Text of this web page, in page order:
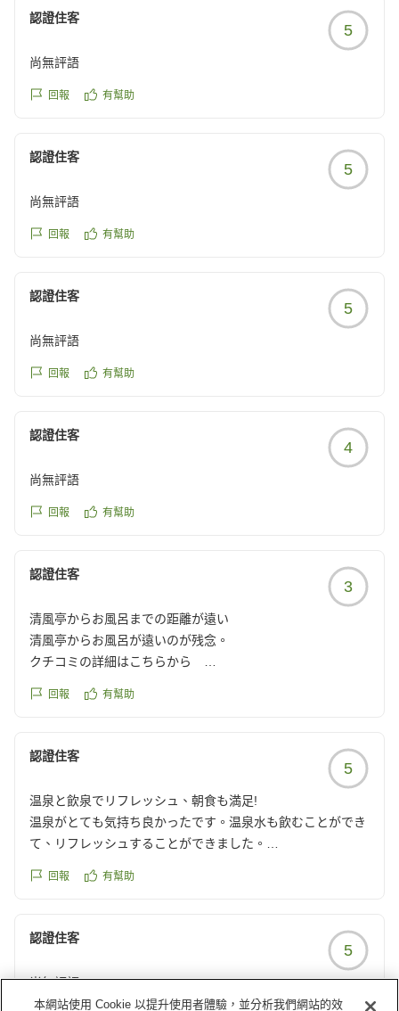
いる印象を受けました。
日本庭園があるのが特徴的で、夜は月を見ながら歩いたりす
温泉も湯加減がちょうど良くてずっと入っていられました。
食事の個室も広く、料理のボリュームもちょうど良かったで
部屋の清掃が若干甘かったです。ゴミ箱の裏にゴミが残って
いたり、冷蔵庫内に髪の毛や虫の死骸のようなものがあった
ーズナブルでした。是非また再訪させていただきます。
reviewId=33123478318165
認證住客
5
尚無評語
回報 有幫助
認證住客
5
尚無評語
回報 有幫助
認證住客
5
尚無評語
回報 有幫助
認證住客
4
尚無評語
回報 有幫助
認證住客
3
清風亭からお風呂までの距離が遠い
清風亭からお風呂が遠いのが残念。
クチコミの詳細はこちらから
reviewId=33123477993802
回報 有幫助
認證住客
5
温泉と飲泉でリフレッシュ、朝食も満足!
温泉がとても気持ち良かったです。温泉水も飲むことができ
て、リフレッシュすることができました。
ることができて、とても良かったです。
https://review.travel.rakuten.co.jp/hotel/voice/15859?
回報 有幫助
認證住客
5
尚無評語
本網站使用 Cookie 以提升使用者體驗，並分析我們網站的效